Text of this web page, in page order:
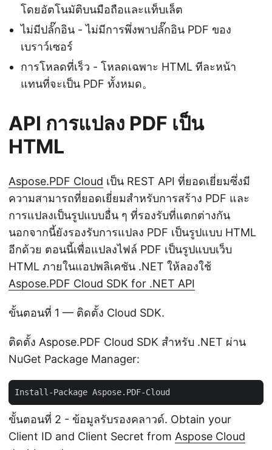
โดยอัตโนมัติบนมือถือและแท็บเล็ต
ไม่มีปลั๊กอิน - ไม่มีการพึ่งพาปลั๊กอิน PDF ของ
เบราว์เซอร์
การโหลดที่เร็ว - โหลดเฉพาะ HTML ทีละหน้า
แทนที่จะเป็น PDF ทั้งหมด。
API การแปลง PDF เป็น
HTML
Aspose.PDF Cloud เป็น REST API ที่ยอดเยี่ยมซึ่งมี
ความสามารถที่ยอดเยี่ยมสำหรับการสร้าง PDF และ
การแปลงเป็นรูปแบบอื่น ๆ ที่รองรับที่แตกต่างกัน
นอกจากนี้ยังรองรับการแปลง PDF เป็นรูปแบบ HTML
อีกด้วย ตอนนี้เพื่อแปลงไฟล์ PDF เป็นรูปแบบเว็บ
HTML ภายในแอปพลิเคชัน .NET ให้ลองใช้
Aspose.PDF Cloud SDK for .NET API
ขั้นตอนที่ 1 — ติดตั้ง Cloud SDK.
ติดตั้ง Aspose.PDF Cloud SDK สำหรับ .NET ผ่าน
NuGet Package Manager:
ขั้นตอนที่ 2 - ข้อมูลรับรองคลาวด์. Obtain your
Client ID and Client Secret from Aspose Cloud